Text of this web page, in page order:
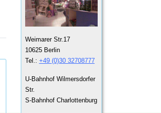
Weimarer Str.17
10625 Berlin
Tel.: +49 (0)30 32708777
U-Bahnhof Wilmersdorfer
Str.
S-Bahnhof Charlottenburg